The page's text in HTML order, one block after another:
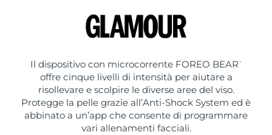
Il dispositivo con microcorrente FOREO BEAR ™
offre cinque livelli di intensità per aiutare a
risollevare e scolpire le diverse aree del viso.
Protegge la pelle grazie all’Anti-Shock System ed è
abbinato a un’app che consente di programmare
vari allenamenti facciali.